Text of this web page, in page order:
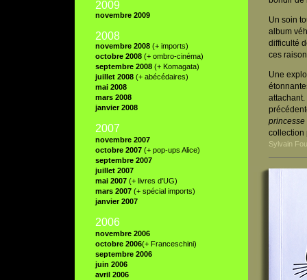
2009
novembre 2009
2008
novembre 2008(+ imports)
octobre 2008(+ ombro-cinéma)
septembre 2008(+ Komagata)
juillet 2008(+ abécédaires)
mai 2008
mars 2008
janvier 2008
2007
novembre 2007
octobre 2007(+ pop-ups Alice)
septembre 2007
juillet 2007
mai 2007 (+ livres d'UG)
mars 2007(+ spécial imports)
janvier 2007
2006
novembre 2006
octobre 2006(+ Franceschini)
septembre 2006
juin 2006
avril 2006
Un soin
album
difficulté
ces
Une
princesse
collection
Sylvain